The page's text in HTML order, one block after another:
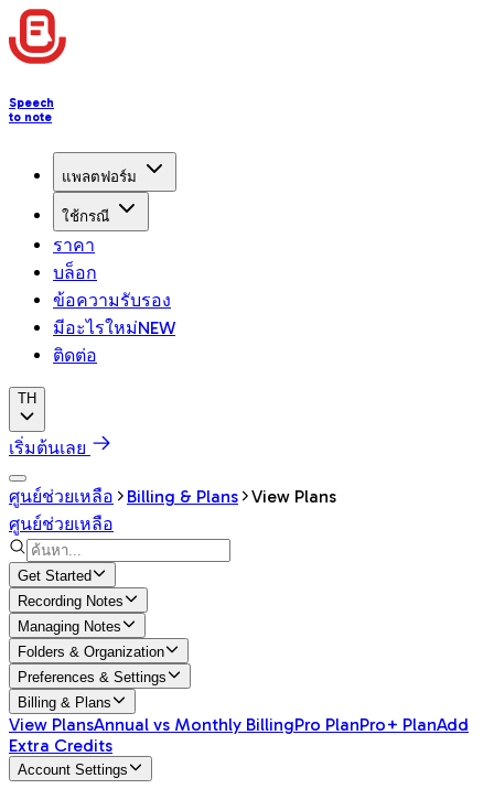
Speech
to note
แพลตฟอร์ม
ใช้กรณี
ราคา
บล็อก
ข้อความรับรอง
มีอะไรใหม่NEW
ติดต่อ
TH
เริ่มต้นเลย
ศูนย์ช่วยเหลือ Billing & Plans
View Plans
ศูนย์ช่วยเหลือ
Get Started
Recording Notes
Managing Notes
Folders & Organization
Preferences & Settings
Billing & Plans
View PlansAnnual vs Monthly BillingPro PlanPro+ PlanAdd
Extra Credits
Account Settings